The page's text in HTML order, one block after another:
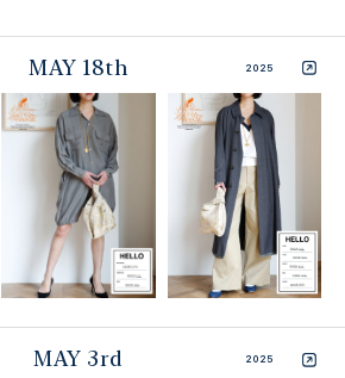
MAY 18th 2025
MAY 3rd 2025